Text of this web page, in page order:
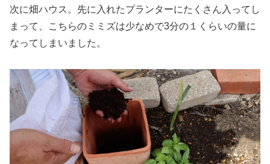
次に畑ハウス。先に入れたプランターにたくさん入ってし
まって、こちらのミミズは少なめで3分の１くらいの量に
なってしまいました。